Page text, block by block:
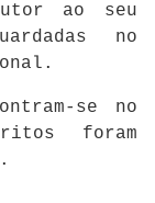
ao seu
no
se no
foram